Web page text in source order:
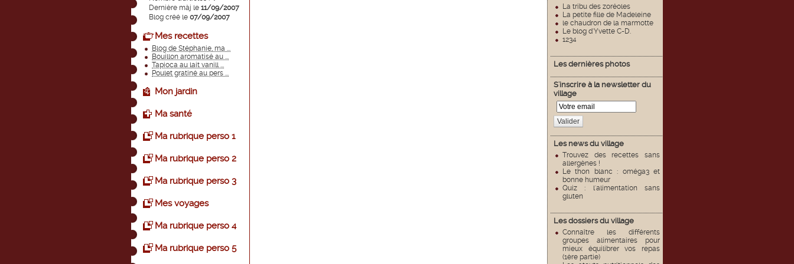
La tribu des zoréoles
La petite fille de Madeleine
le chaudron de la marmotte
Le blog d'Yvette C-D.
1234
Les dernières photos
S'inscrire à la newsletter du
village
Valider
Les news du village
Trouvez des recettes sans
allergènes !
Le thon blanc : oméga3 et
bonne humeur
Quiz : l'alimentation sans
gluten
Les dossiers du village
Connaître les différents
groupes alimentaires pour
mieux équilibrer vos repas
(1ère partie)
Dernière màj le 11/09/2007
Blog créé le 07/09/2007
Mes recettes
Blog de Stéphanie, ma ...
Bouillon aromatisé au ...
Tapioca au lait vanill ...
Poulet gratiné au pers ...
Mon jardin
Ma santé
Ma rubrique perso 1
Ma rubrique perso 2
Ma rubrique perso 3
Mes voyages
Ma rubrique perso 4
Ma rubrique perso 5